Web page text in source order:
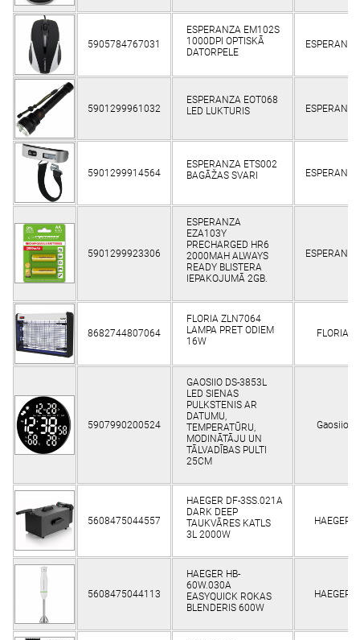
5905784767031
ESPERANZA EM102S
1000DPI OPTISKĀ
DATORPELE
ESPERANZA
5901299961032
ESPERANZA EOT068
LED LUKTURIS
ESPERANZA
5901299914564
ESPERANZA ETS002
BAGĀŽAS SVARI
ESPERANZA
5901299923306
ESPERANZA
EZA103Y
PRECHARGED HR6
2000MAH ALWAYS
READY BLISTERA
IEPAKOJUMĀ 2GB.
ESPERANZA
8682744807064
FLORIA ZLN7064
LAMPA PRET ODIEM
16W
FLORIA
5907990200524
GAOSIIO DS-3853L
LED SIENAS
PULKSTENIS AR
DATUMU,
TEMPERATŪRU,
MODINĀTĀJU UN
TĀLVADĪBAS PULTI
25CM
Gaosiio
5608475044557
HAEGER DF-3SS.021A
DARK DEEP
TAUKVĀRES KATLS
3L 2000W
HAEGER
5608475044113
HAEGER HB-
60W.030A
EASYQUICK ROKAS
BLENDERIS 600W
HAEGER